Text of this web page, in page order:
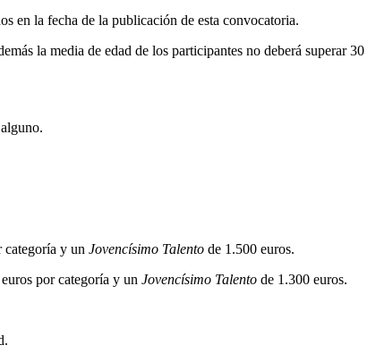
en la fecha de la publicación de esta convocatoria.
la media de edad de los participantes no deberá superar 30
categoría y un Jovencísimo Talento de 1.500 euros.
por categoría y un Jovencísimo Talento de 1.300 euros.